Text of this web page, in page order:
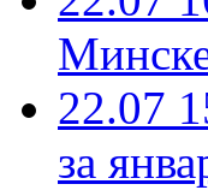
22.07
за